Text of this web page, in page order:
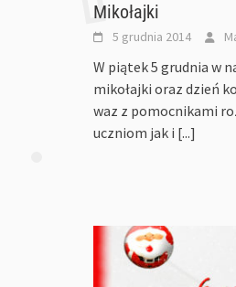
Mikołajki
5 grudnia 2014
W piątek 5 grudnia w
mikołajki oraz dzień
waz z pomocnikami
uczniom jak i [...]